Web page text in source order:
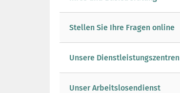
Stellen Sie Ihre Fragen online
Unsere Dienstleistungszentren
Unser Arbeitslosendienst